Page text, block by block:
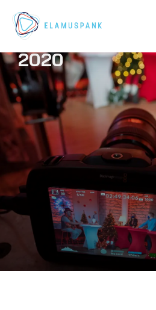
Noorteameti
2020